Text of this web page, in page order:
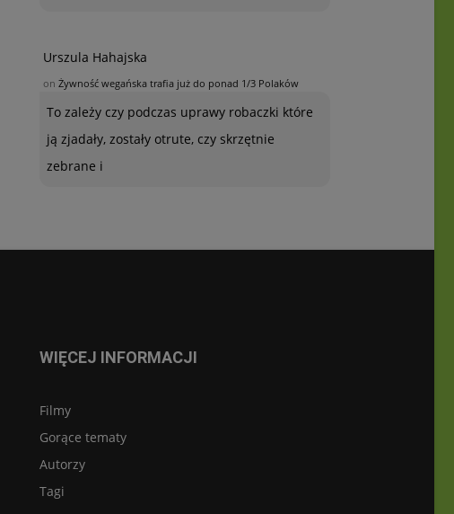
Urszula Hahajska
on Żywność wegańska trafia już do ponad 1/3 Polaków
To zależy czy podczas uprawy robaczki które
ją zjadały, zostały otrute, czy skrzętnie
zebrane i
WIĘCEJ INFORMACJI
Filmy
Gorące tematy
Autorzy
Tagi